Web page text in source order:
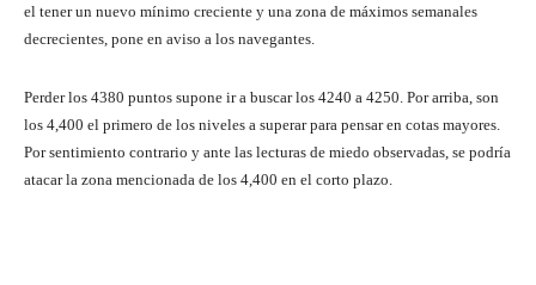
el tener un nuevo mínimo creciente y una zona de máximos semanales
decrecientes, pone en aviso a los navegantes.
Perder los 4380 puntos supone ir a buscar los 4240 a 4250. Por arriba, son
los 4,400 el primero de los niveles a superar para pensar en cotas mayores.
Por sentimiento contrario y ante las lecturas de miedo observadas, se podría
atacar la zona mencionada de los 4,400 en el corto plazo.